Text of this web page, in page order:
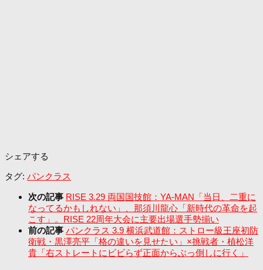
シェアする
タグ: パンクラス
次の記事 RISE 3.29 両国国技館：YA-MAN「当日、二重に
なってるかもしれない」、那須川龍心「新時代の革命を起
こす」。RISE 22周年大会に主要出場選手勢揃い
前の記事 パンクラス 3.9 横浜武道館：ストロー級王座初防
衛戦・黒澤亮平「格の違いを見せたい」×挑戦者・植松洋
貴「右ストレートにビビらず正面からぶっ倒しに行く」